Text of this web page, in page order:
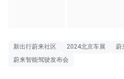
新出行蔚来社区 2024北京车展
蔚
蔚来智能驾驶发布会